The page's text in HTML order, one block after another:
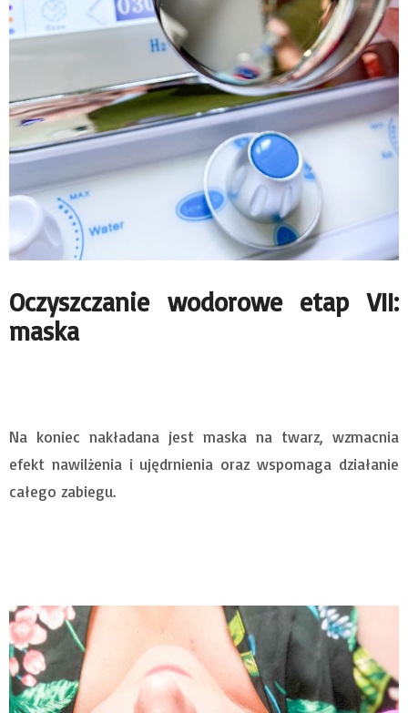
Oczyszczanie wodorowe etap VII:
maska
Na koniec nakładana jest maska na twarz, wzmacnia
efekt nawilżenia i ujędrnienia oraz wspomaga działanie
całego zabiegu.